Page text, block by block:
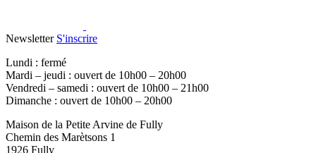
Newsletter S'inscrire
Lundi : fermé
Mardi – jeudi : ouvert de 10h00 – 20h00
Vendredi – samedi : ouvert de 10h00 – 21h00
Dimanche : ouvert de 10h00 – 20h00
Maison de la Petite Arvine de Fully
Chemin des Marètsons 1
1926 Fully